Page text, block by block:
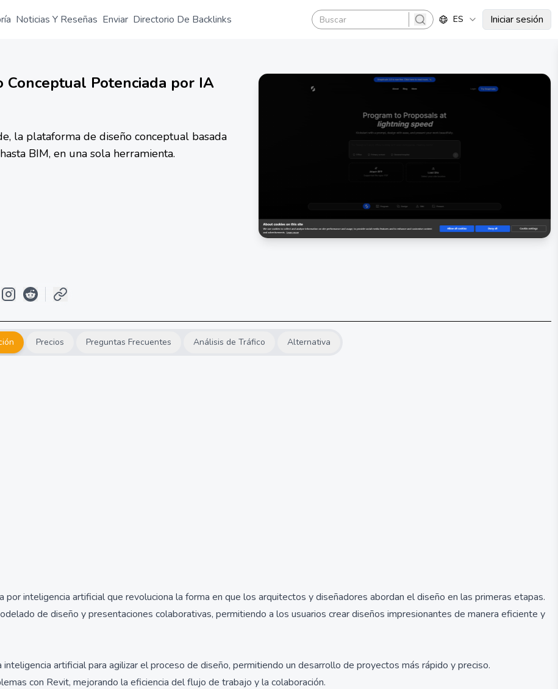
Noticias Y Reseñas Enviar Directorio De Backlinks
search
ES Iniciar sesión
Potenciada por IA
la plataforma de diseño conceptual basada
BIM, en una sola herramienta.
Precios Preguntas Frecuentes Análisis de Tráfico Alternativa
inteligencia artificial que revoluciona la forma en que los arquitectos y diseñadores abordan el diseño en las primeras etapas.
de diseño y presentaciones colaborativas, permitiendo a los usuarios crear diseños impresionantes de manera eficiente y
artificial para agilizar el proceso de diseño, permitiendo un desarrollo de proyectos más rápido y preciso.
con Revit, mejorando la eficiencia del flujo de trabajo y la colaboración.